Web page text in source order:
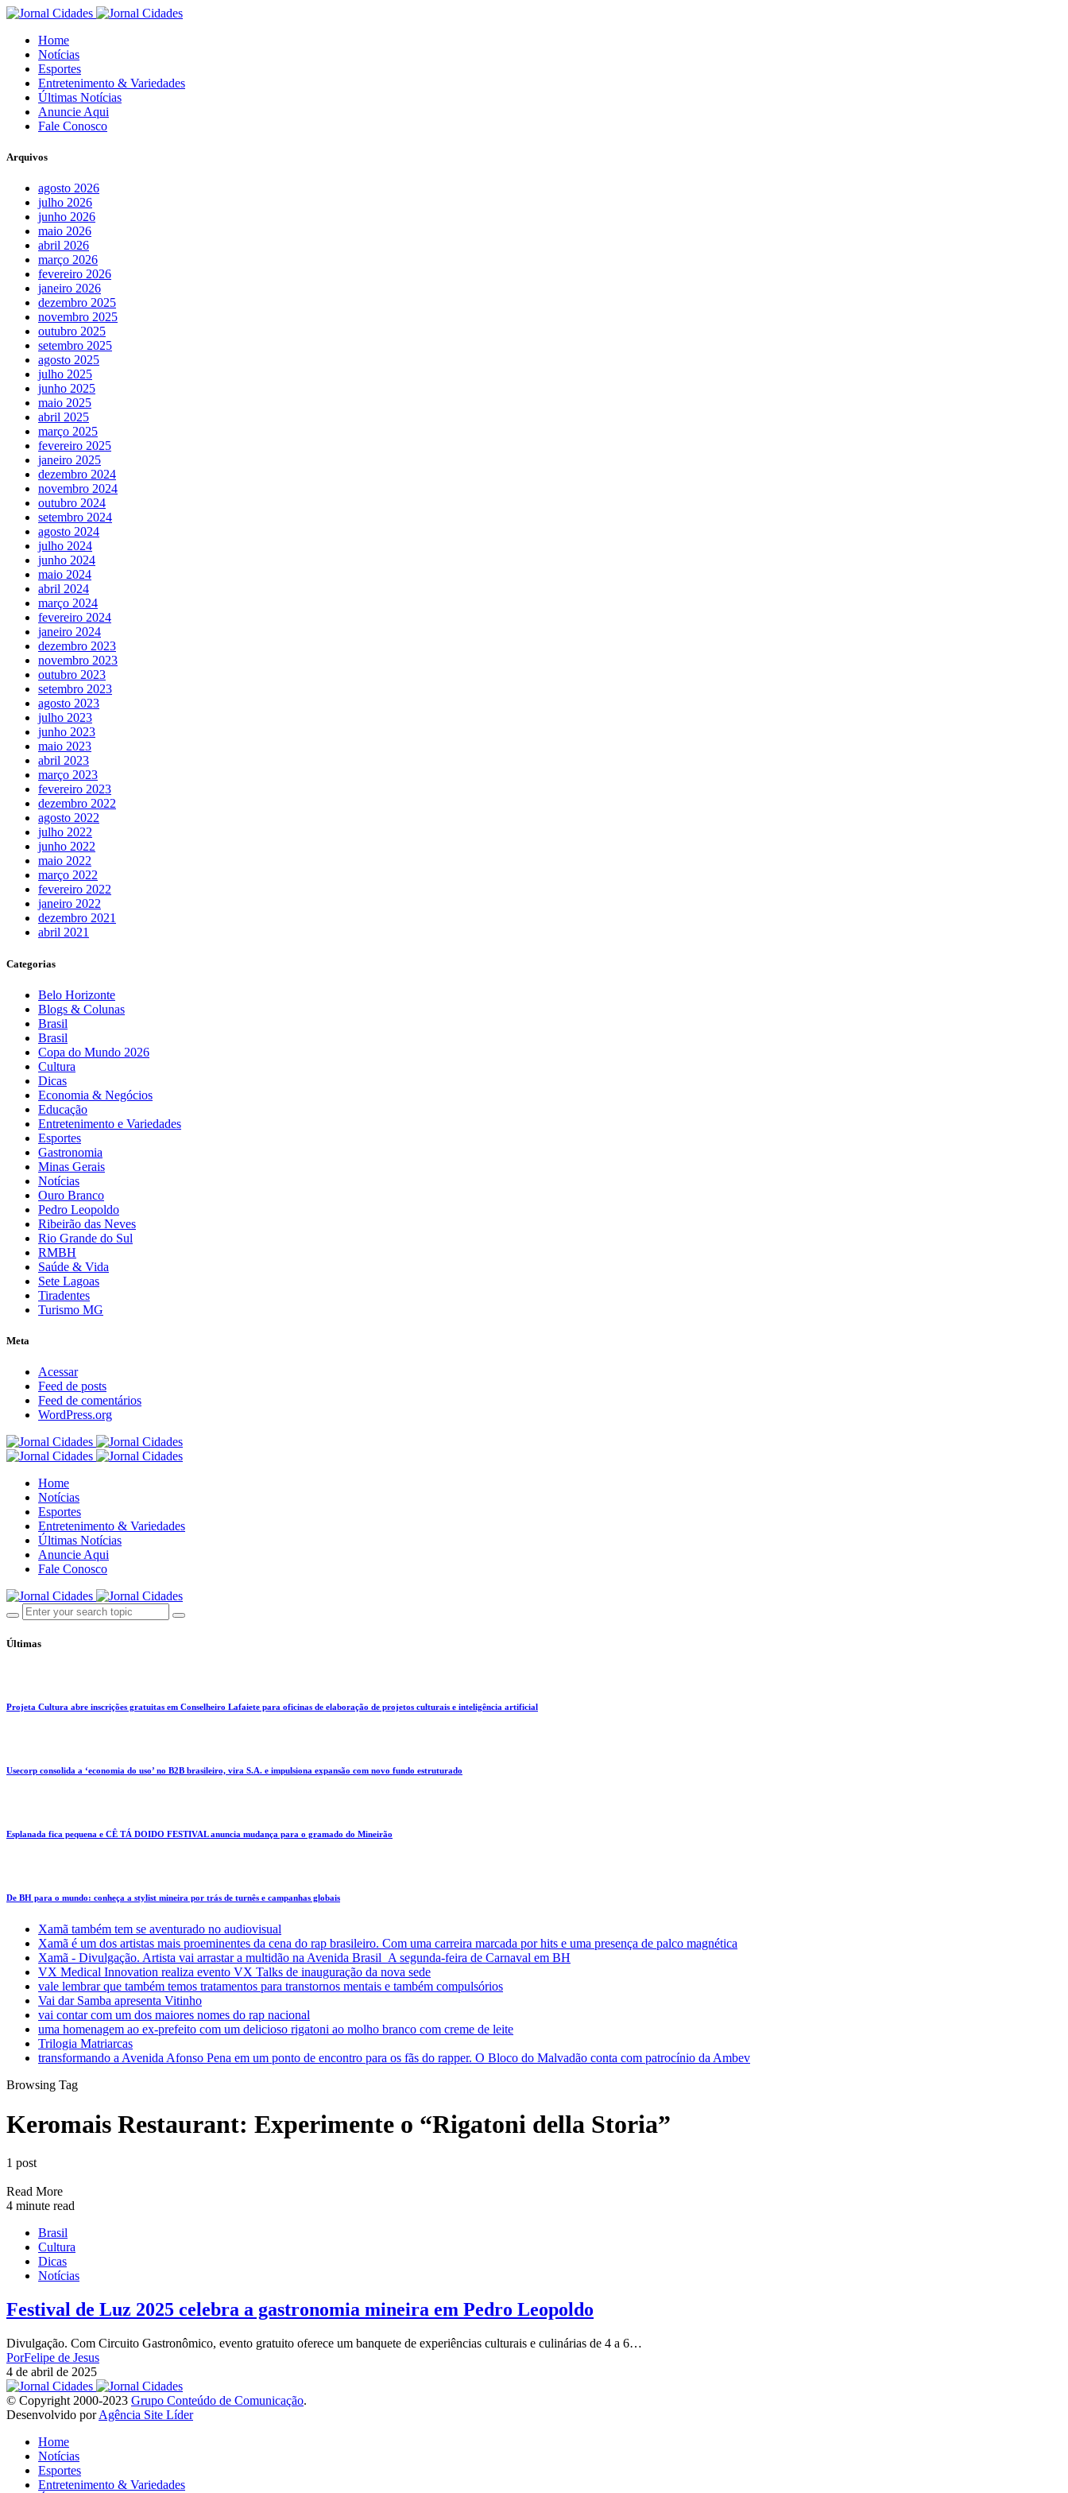
Home
Notícias
Esportes
Entretenimento & Variedades
Últimas Notícias
Anuncie Aqui
Fale Conosco
Arquivos
agosto 2026
julho 2026
junho 2026
maio 2026
abril 2026
março 2026
fevereiro 2026
janeiro 2026
dezembro 2025
novembro 2025
outubro 2025
setembro 2025
agosto 2025
julho 2025
junho 2025
maio 2025
abril 2025
março 2025
fevereiro 2025
janeiro 2025
dezembro 2024
novembro 2024
outubro 2024
setembro 2024
agosto 2024
julho 2024
junho 2024
maio 2024
abril 2024
março 2024
fevereiro 2024
janeiro 2024
dezembro 2023
novembro 2023
outubro 2023
setembro 2023
agosto 2023
julho 2023
junho 2023
maio 2023
abril 2023
março 2023
fevereiro 2023
dezembro 2022
agosto 2022
julho 2022
junho 2022
maio 2022
março 2022
fevereiro 2022
janeiro 2022
dezembro 2021
abril 2021
Categorias
Belo Horizonte
Blogs & Colunas
Brasil
Brasil
Copa do Mundo 2026
Cultura
Dicas
Economia & Negócios
Educação
Entretenimento e Variedades
Esportes
Gastronomia
Minas Gerais
Notícias
Ouro Branco
Pedro Leopoldo
Ribeirão das Neves
Rio Grande do Sul
RMBH
Saúde & Vida
Sete Lagoas
Tiradentes
Turismo MG
Meta
Acessar
Feed de posts
Feed de comentários
WordPress.org
Home
Notícias
Esportes
Entretenimento & Variedades
Últimas Notícias
Anuncie Aqui
Fale Conosco
Últimas
Projeta Cultura abre inscrições gratuitas em Conselheiro Lafaiete para oficinas de elaboração de projetos culturais e inteligência artificial
Usecorp consolida a ‘economia do uso’ no B2B brasileiro, vira S.A. e impulsiona expansão com novo fundo estruturado
Esplanada fica pequena e CÊ TÁ DOIDO FESTIVAL anuncia mudança para o gramado do Mineirão
De BH para o mundo: conheça a stylist mineira por trás de turnês e campanhas globais
Xamã também tem se aventurado no audiovisual
Xamã é um dos artistas mais proeminentes da cena do rap brasileiro. Com uma carreira marcada por hits e uma presença de palco magnética
Xamã - Divulgação. Artista vai arrastar a multidão na Avenida Brasil A segunda-feira de Carnaval em BH
VX Medical Innovation realiza evento VX Talks de inauguração da nova sede
vale lembrar que também temos tratamentos para transtornos mentais e também compulsórios
Vai dar Samba apresenta Vitinho
vai contar com um dos maiores nomes do rap nacional
uma homenagem ao ex-prefeito com um delicioso rigatoni ao molho branco com creme de leite
Trilogia Matriarcas
transformando a Avenida Afonso Pena em um ponto de encontro para os fãs do rapper. O Bloco do Malvadão conta com patrocínio da Ambev
Browsing Tag
Keromais Restaurant: Experimente o “Rigatoni della Storia”
1 post
Read More
4 minute read
Brasil
Cultura
Dicas
Notícias
Festival de Luz 2025 celebra a gastronomia mineira em Pedro Leopoldo
Divulgação. Com Circuito Gastronômico, evento gratuito oferece um banquete de experiências culturais e culinárias de 4 a 6…
PorFelipe de Jesus
4 de abril de 2025
© Copyright 2000-2023 Grupo Conteúdo de Comunicação.
Desenvolvido porAgência Site Líder
Home
Notícias
Esportes
Entretenimento & Variedades